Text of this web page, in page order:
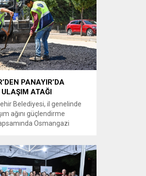
başlatıldı. Özkök,
kapsamında
İstanbul Adalet Sarayı’na
ifade verdi. İfadesinin
ayrıldığı bildirildi.
ve savunması...
PANAYIR’DA
ATAĞI
Belediyesi, il genelinde
ağını güçlendirme
Osmangazi
BUSKİ Genel
Dairesi Başkanlığı
Osmangazi ilçesine bağlı